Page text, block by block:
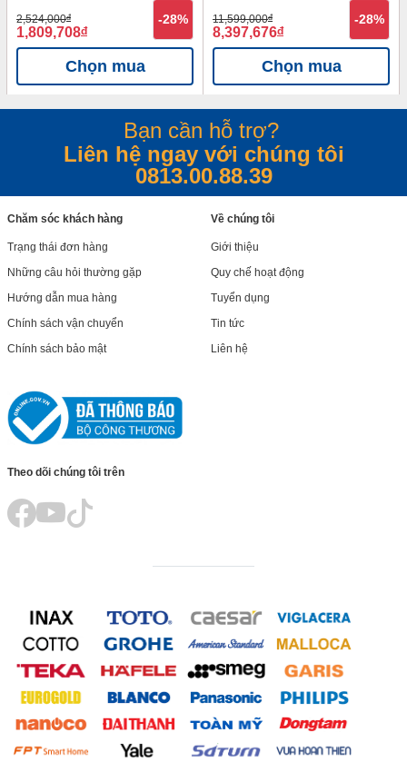
2,524,000đ
1,809,708đ
-28%
Chọn mua
11,599,000đ
8,397,676đ
-28%
Chọn mua
Bạn cần hỗ trợ?
Liên hệ ngay với chúng tôi
0813.00.88.39
Chăm sóc khách hàng
Trạng thái đơn hàng
Những câu hỏi thường gặp
Hướng dẫn mua hàng
Chính sách vận chuyển
Chính sách bảo mật
Về chúng tôi
Giới thiệu
Quy chế hoạt động
Tuyển dụng
Tin tức
Liên hệ
Theo dõi chúng tôi trên